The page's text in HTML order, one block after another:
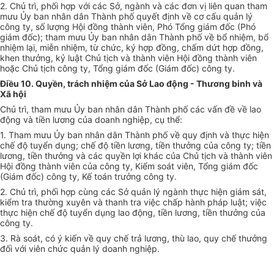
2. Chủ trì, phối hợp với các Sở, ngành và các đơn vị liên quan tham
mưu Ủy ban nhân dân Thành phố quyết định về cơ cấu quản lý
công ty, số lượng Hội đồng thành viên, Phó Tổng giám đốc (Phó
giám đốc); tham mưu Ủy ban nhân dân Thành phố về bổ nhiệm, bổ
nhiệm lại, miễn nhiệm, từ chức, ký hợp đồng, chấm dứt hợp đồng,
khen thưởng, kỷ luật Chủ tịch và thành viên Hội đồng thành viên
hoặc Chủ tịch công ty, Tổng giám đốc (Giám đốc) công ty.
Điều 10. Quyền, trách nhiệm của Sở Lao động - Thương binh và
Xã hội
Chủ trì, tham mưu Ủy ban nhân dân Thành phố các vấn đề về lao
động và tiền lương của doanh nghiệp, cụ thể:
1. Tham mưu Ủy ban nhân dân Thành phố về quy định và thực hiện
chế độ tuyển dụng; chế độ tiền lương, tiền thưởng của công ty; tiền
lương, tiền thưởng và các quyền lợi khác của Chủ tịch và thành viên
Hội đồng thành viên của công ty, Kiểm soát viên, Tổng giám đốc
(Giám đốc) công ty, Kế toán trưởng công ty.
2. Chủ trì, phối hợp cùng các Sở quản lý ngành thực hiện giám sát,
kiểm tra thường xuyên và thanh tra việc chấp hành pháp luật; việc
thực hiện chế độ tuyển dụng lao động, tiền lương, tiền thưởng của
công ty.
3. Rà soát, có ý kiến về quy chế trả lương, thù lao, quy chế thưởng
đối với viên chức quản lý doanh nghiệp.